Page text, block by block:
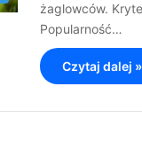
żaglowców.
Popularność…
Czytaj dalej »